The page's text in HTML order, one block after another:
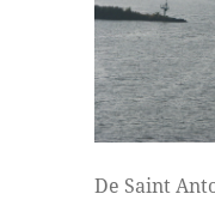
De Saint